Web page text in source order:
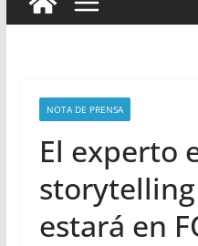
NOTA DE PRENSA
El experto
storytelling
estará en